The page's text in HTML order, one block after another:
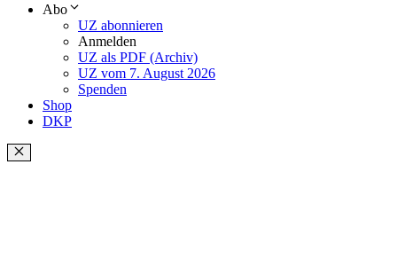
Abo
UZ abonnieren
Anmelden
UZ als PDF (Archiv)
UZ vom 7. August 2026
Spenden
Shop
DKP
Schließen